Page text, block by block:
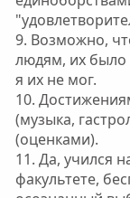
9. Возможно,
людям, их было
я их не мог.
10.
(музыка,
(оценками).
11. Да, учился
факультете,